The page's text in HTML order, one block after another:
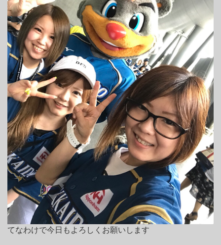
てなわけで今日もよろしくお願いします